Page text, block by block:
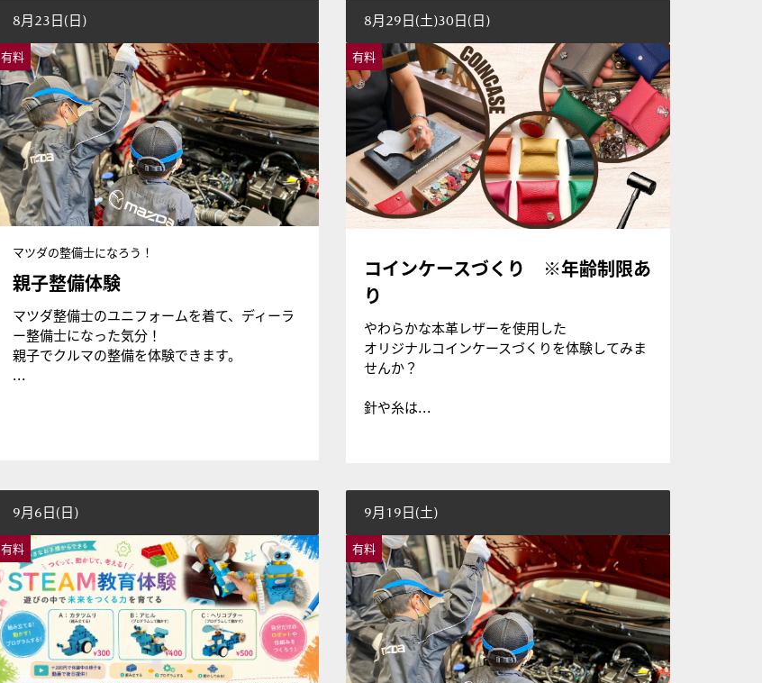
8月23日(日)
有料
マツダの整備士になろう！
親子整備体験
マツダ整備士のユニフォームを着て、ディーラ
ー整備士になった気分！
親子でクルマの整備を体験できます。
...
8月29日(土)30日(日)
有料
コインケースづくり ※年齢制限あ
り
やわらかな本革レザーを使用した
オリジナルコインケースづくりを体験してみま
せんか？
針や糸は...
9月6日(日)
有料
9月19日(土)
有料